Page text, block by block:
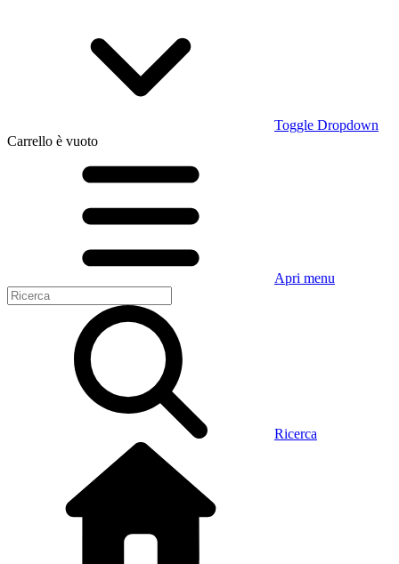
Toggle Dropdown
Carrello è vuoto
Apri menu
Ricerca